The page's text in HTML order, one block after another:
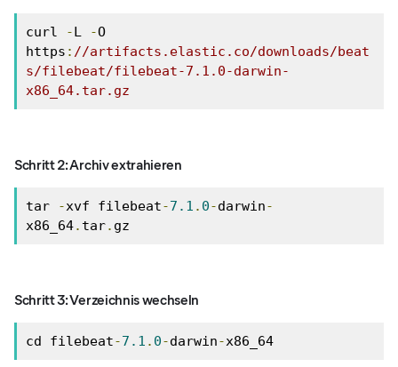
curl -L -O
https : //artifacts.elastic.co/downloads/beat
s/filebeat/filebeat-7.1.0-darwin-
x86_64.tar.gz
Schritt 2: Archiv extrahieren
tar -xvf filebeat-7.1 . 0-darwin-
x86_64. tar. gz
Schritt 3: Verzeichnis wechseln
cd filebeat-7.1 . 0-darwin-x86_64